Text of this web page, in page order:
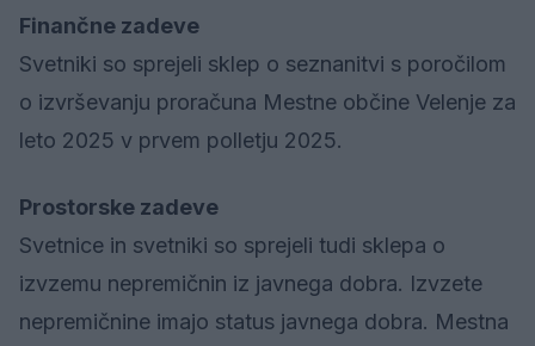
Finančne zadeve
Svetniki so sprejeli sklep o seznanitvi s poročilom
o izvrševanju proračuna Mestne občine Velenje za
leto 2025 v prvem polletju 2025.
Prostorske zadeve
Svetnice in svetniki so sprejeli tudi sklepa o
izvzemu nepremičnin iz javnega dobra. Izvzete
nepremičnine imajo status javnega dobra. Mestna